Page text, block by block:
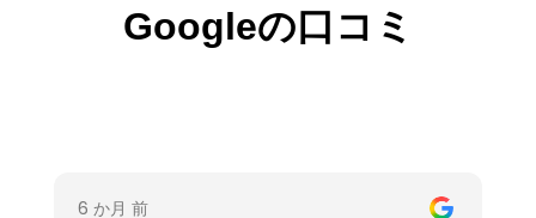
Googleの口コミ